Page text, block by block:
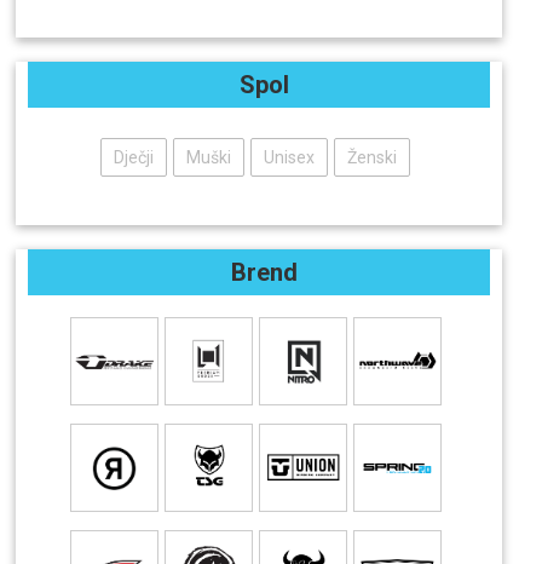
Spol
Dječji Muški Unisex Ženski
Brend